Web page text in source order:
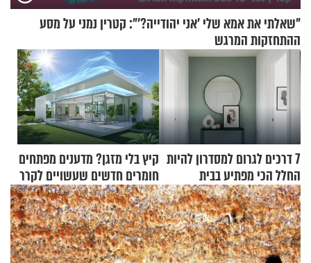
"שאלתי את אמא שלי 'אני יהודייה?'": קטרין נמני על מסע
ההתחזקות המרגש
7 דרכים לגרום למסדרון להיות
החלל הכי מפתיע בבית
קיץ בלי מזגן? מדענים מפתחים
חומרים חדשים שעשויים לקרר
בתים